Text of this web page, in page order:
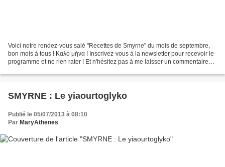
Voici notre rendez-vous salé "Recettes de Smyrne" du mois de septembre,
bon mois à tous ! Καλό μήνα ! Inscrivez-vous à la newsletter pour recevoir le
programme et ne rien rater ! Et n'hésitez pas à me laisser un commentaire
SMYRNE : Le yiaourtoglyko
Publié le 05/07/2013 à 08:10
Par MaryAthenes